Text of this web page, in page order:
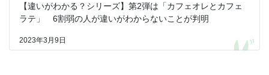
【違いがわかる？シリーズ】第2弾は「カフェオレとカフェ
ラテ」 6割弱の人が違いがわからないことが判明
2023年3月9日